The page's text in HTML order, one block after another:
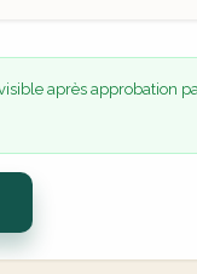
après approbation